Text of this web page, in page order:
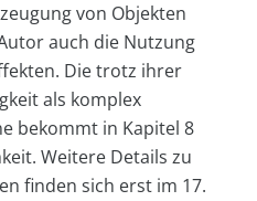
von Objekten
auch die Nutzung
Die trotz ihrer
als komplex
bekommt in Kapitel 8
Weitere Details zu
finden sich erst im 17.